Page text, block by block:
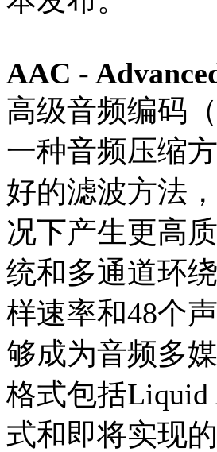
AAC -
高级音频编码
一种音频压缩
好的滤波方法
况下产生更高
统和多通道环
样速率和48个
够成为音频多
格式包括Liquid
式和即将实现